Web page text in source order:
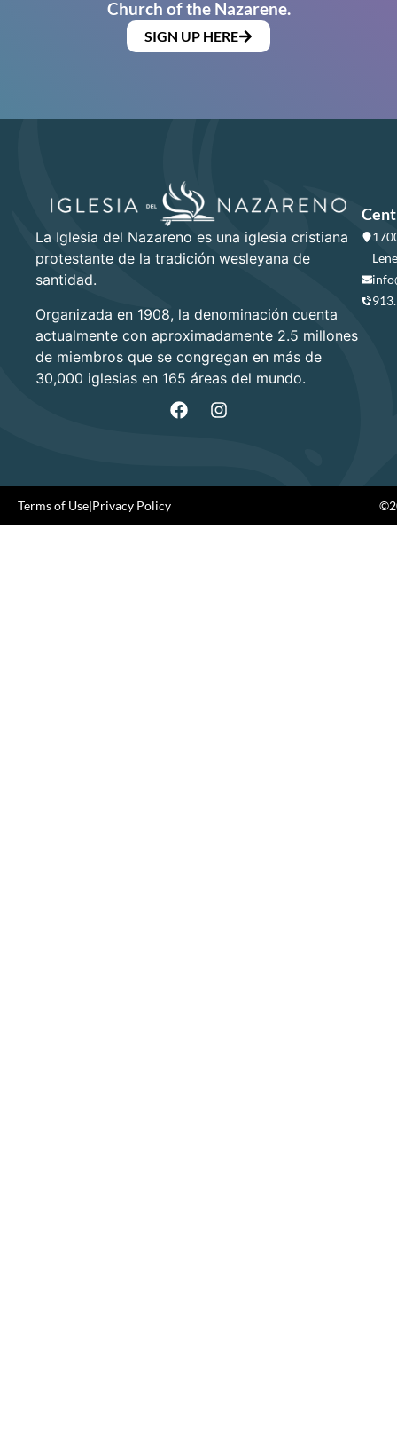
Church of the Nazarene.
SIGN UP HERE
La Iglesia del Nazareno es una iglesia cristiana
protestante de la tradición wesleyana de
santidad.
Organizada en 1908, la denominación cuenta
actualmente con aproximadamente 2.5 millones
de miembros que se congregan en más de
30,000 iglesias en 165 áreas del mundo.
Terms of Use|Privacy Policy